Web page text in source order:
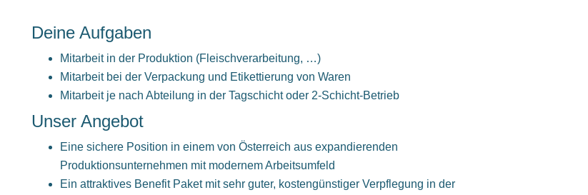
Deine Aufgaben
Mitarbeit in der Produktion (Fleischverarbeitung, …)
Mitarbeit bei der Verpackung und Etikettierung von Waren
Mitarbeit je nach Abteilung in der Tagschicht oder 2-Schicht-Betrieb
Unser Angebot
Eine sichere Position in einem von Österreich aus expandierenden
Produktionsunternehmen mit modernem Arbeitsumfeld
Ein attraktives Benefit Paket mit sehr guter, kostengünstiger Verpflegung in der